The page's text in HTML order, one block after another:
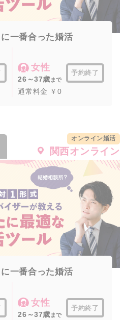
に一番合った婚活
女性
26～37歳 まで
予約終了
通常料金 ￥0
オンライン婚活
関西オンライン
に一番合った婚活
女性
26～37歳 まで
予約終了